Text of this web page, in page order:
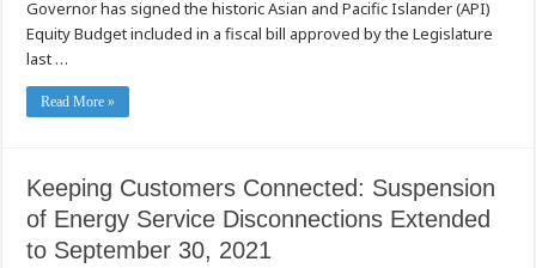
Governor has signed the historic Asian and Pacific Islander (API)
Equity Budget included in a fiscal bill approved by the Legislature
last …
Read More »
Keeping Customers Connected: Suspension
of Energy Service Disconnections Extended
to September 30, 2021